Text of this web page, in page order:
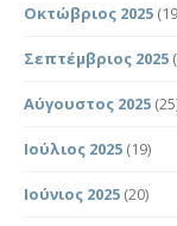
Οκτώβριος 2025
Σεπτέμβριος 2025
Αύγουστος 2025
Ιούλιος 2025 (19)
Ιούνιος 2025 (20)